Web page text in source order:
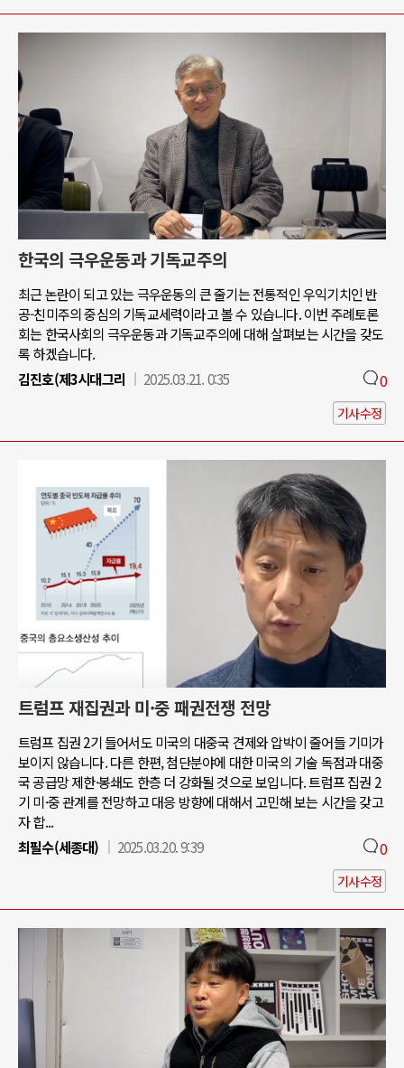
한국의 극우운동과 기독교주의
최근 논란이 되고 있는 극우운동의 큰 줄기는 전통적인 우익기치인 반
공-친미주의 중심의 기독교세력이라고 볼 수 있습니다. 이번 주례토론
회는 한국사회의 극우운동과 기독교주의에 대해 살펴보는 시간을 갖도
록 하겠습니다.
김진호(제3시대그리
2025.03.21. 0:35 0
기사수정
트럼프 재집권과 미·중 패권전쟁 전망
트럼프 집권 2기 들어서도 미국의 대중국 견제와 압박이 줄어들 기미가
보이지 않습니다. 다른 한편, 첨단분야에 대한 미국의 기술 독점과 대중
국 공급망 제한·봉쇄도 한층 더 강화될 것으로 보입니다. 트럼프 집권 2
기 미·중 관계를 전망하고 대응 방향에 대해서 고민해 보는 시간을 갖고
자 합...
최필수(세종대)
2025.03.20. 9:39 0
기사수정